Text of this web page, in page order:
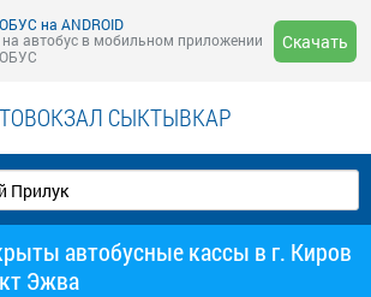
на ANDROID
автобус в мобильном приложении
Скачать
СЫКТЫВКАР
автобусные кассы в г. Киров
Эжва